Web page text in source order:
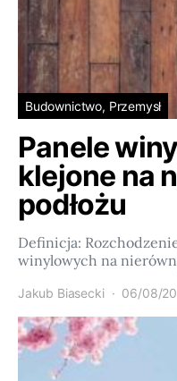
Budownictwo, Przemysł
Panele
klejone na
podłożu
Definicja:
winylowych na
Jakub Biasecki 06/08/